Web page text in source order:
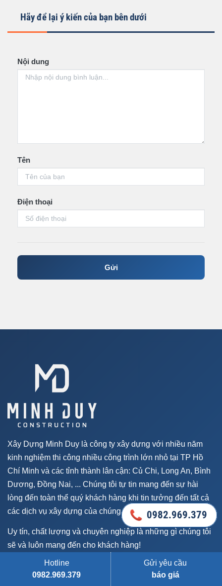
Hãy để lại ý kiến của bạn bên dưới
Nội dung
Tên
Điện thoại
Gửi
Xây Dựng Minh Duy là công ty xây dựng với nhiều năm
kinh nghiệm thi công nhiều công trình lớn nhỏ tại TP Hồ
Chí Minh và các tỉnh thành lân cận: Củ Chi, Long An, Bình
Dương, Đồng Nai, ... Chúng tôi tự tin mang đến sự hài
lòng đến toàn thể quý khách hàng khi tin tưởng đến tất cả
các dịch vụ xây dựng của chúng tôi.
Uy tín, chất lượng và chuyên nghiệp là những gì chúng tôi
sẽ và luôn mang đến cho khách hàng!
0982.969.379
Hotline
0982.969.379
Gửi yêu cầu
báo giá
0982.969.379